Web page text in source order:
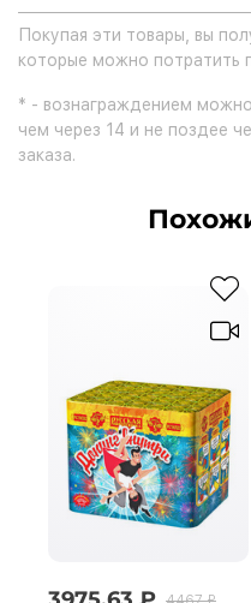
Покупая эти товары, вы
которые можно потратить
* - вознаграждением
чем через 14 и не поздее
заказа.